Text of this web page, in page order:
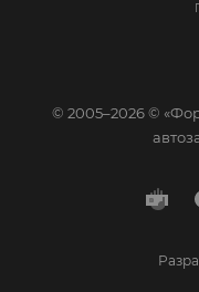
© 2005–2026 ©